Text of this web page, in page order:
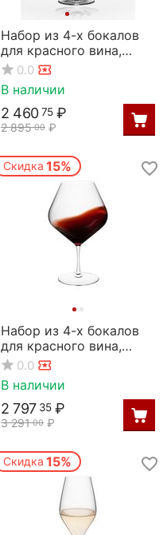
Набор из 4-х бокалов
для красного вина,
серия Charisma, 350 мл,
Rona
0.0
В наличии
2 895 00 ₽
2 460 75 ₽
Скидка 15%
Набор из 4-х бокалов
для красного вина,
серия Piccolo, 890 мл,
Rona
0.0
В наличии
3 291 00 ₽
2 797 35 ₽
Скидка 15%